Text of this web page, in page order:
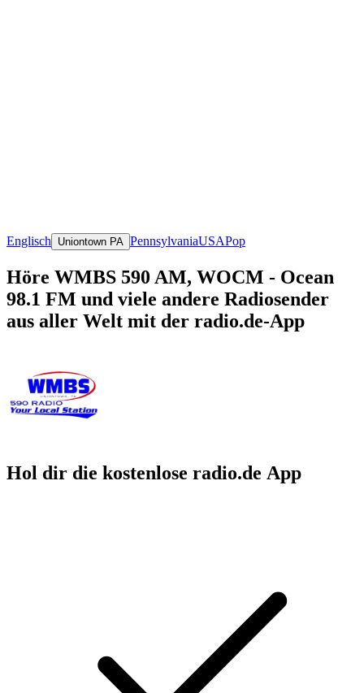
Englisch Uniontown PA PennsylvaniaUSAPop
Höre WMBS 590 AM, WOCM - Ocean
98.1 FM und viele andere Radiosender
aus aller Welt mit der radio.de-App
Hol dir die kostenlose radio.de App